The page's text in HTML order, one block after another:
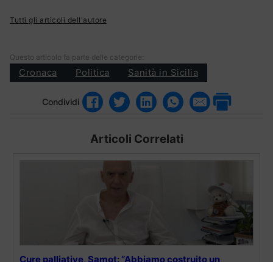
Tutti gli articoli dell'autore
Questo articolo fa parte delle categorie:
Cronaca Politica Sanità in Sicilia
Condividi
Articoli Correlati
Cure palliative, Samot: “Abbiamo costruito un